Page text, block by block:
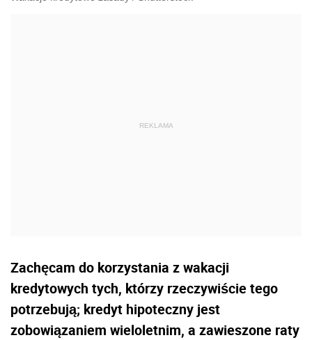
Zachęcam do korzystania z wakacji
kredytowych tych, którzy rzeczywiście tego
potrzebują; kredyt hipoteczny jest
zobowiązaniem wieloletnim, a zawieszone raty